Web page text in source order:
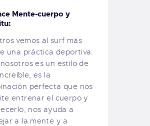
Mente-cuerpo y
vemos al surf más
una práctica deportiva.
es un estilo de
es la
perfecta que nos
entrenar el cuerpo y
nos ayuda a
a la mente y a